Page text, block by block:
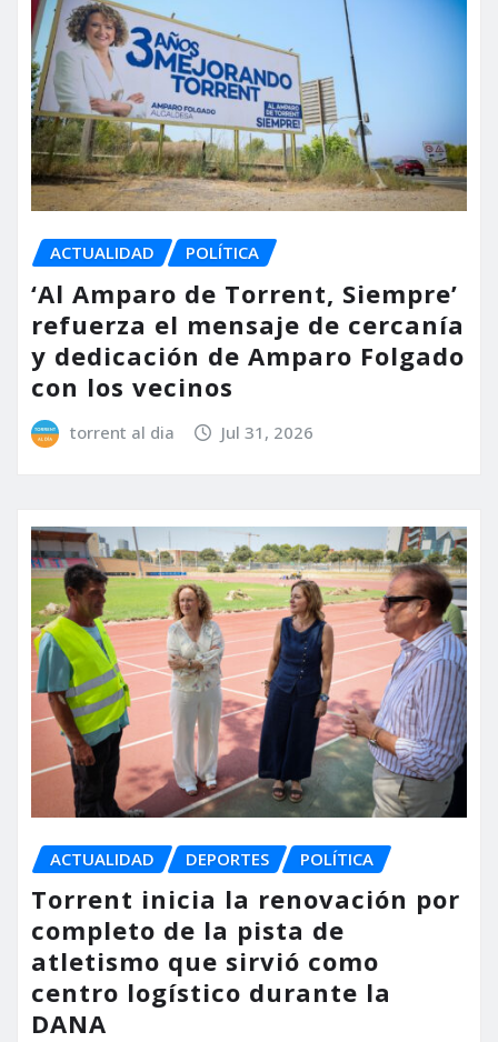
ACTUALIDAD POLÍTICA
‘Al Amparo de Torrent, Siempre’
refuerza el mensaje de cercanía
y dedicación de Amparo Folgado
con los vecinos
torrent al dia Jul 31, 2026
ACTUALIDAD DEPORTES POLÍTICA
Torrent inicia la renovación por
completo de la pista de
atletismo que sirvió como
centro logístico durante la
DANA